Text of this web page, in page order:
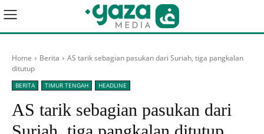
Home Berita
AS tarik sebagian pasukan dari Suriah, tiga pangkalan
ditutup
BERITA TIMUR TENGAH HEADLINE
AS tarik sebagian pasukan dari